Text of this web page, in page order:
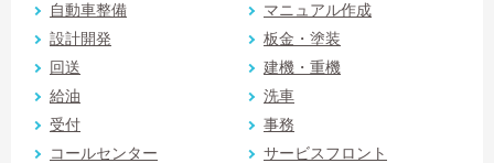
自動車整備
マニュアル作成
設計開発
板金・塗装
回送
建機・重機
給油
洗車
受付
事務
コールセンター
サービスフロント